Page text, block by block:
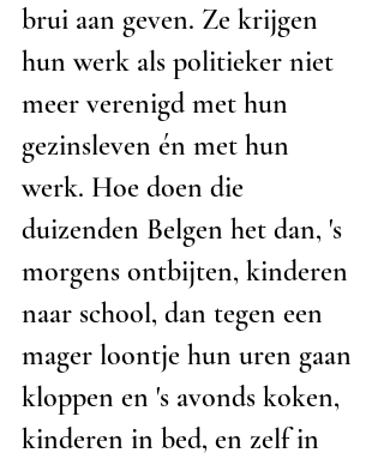
brui aan geven. Ze krijgen
hun werk als politieker niet
meer verenigd met hun
gezinsleven én met hun
werk. Hoe doen die
duizenden Belgen het dan, 's
morgens ontbijten, kinderen
naar school, dan tegen een
mager loontje hun uren gaan
kloppen en 's avonds koken,
kinderen in bed, en zelf in